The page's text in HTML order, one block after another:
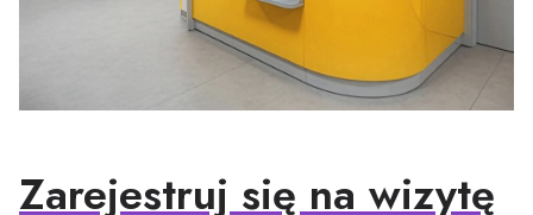
Zarejestruj się na wizytę